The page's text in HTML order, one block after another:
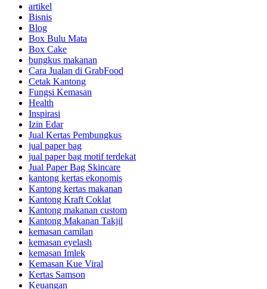
artikel
Bisnis
Blog
Box Bulu Mata
Box Cake
bungkus makanan
Cara Jualan di GrabFood
Cetak Kantong
Fungsi Kemasan
Health
Inspirasi
Izin Edar
Jual Kertas Pembungkus
jual paper bag
jual paper bag motif terdekat
Jual Paper Bag Skincare
kantong kertas ekonomis
Kantong kertas makanan
Kantong Kraft Coklat
Kantong makanan custom
Kantong Makanan Takjil
kemasan camilan
kemasan eyelash
kemasan Imlek
Kemasan Kue Viral
Kertas Samson
Keuangan